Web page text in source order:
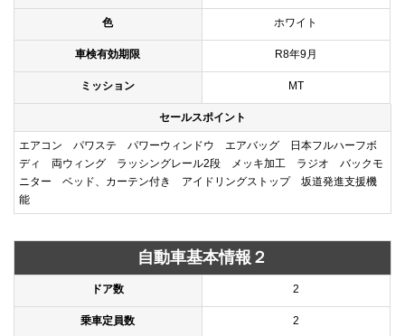
色 ホワイト
車検有効期限 R8年9月
ミッション MT
セールスポイント
エアコン パワステ パワーウィンドウ エアバッグ 日本フルハーフボ
ディ 両ウィング ラッシングレール2段 メッキ加工 ラジオ バックモ
ニター ベッド、カーテン付き アイドリングストップ 坂道発進支援機
能
自動車基本情報２
ドア数 2
乗車定員数 2